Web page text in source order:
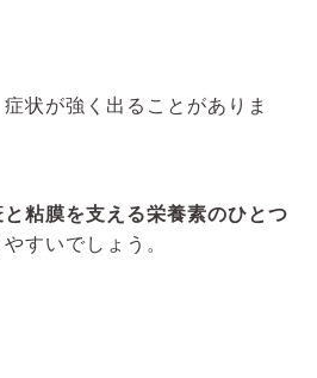
状が強く出ることがありま
と粘膜を支える栄養素のひとつ
すいでしょう。